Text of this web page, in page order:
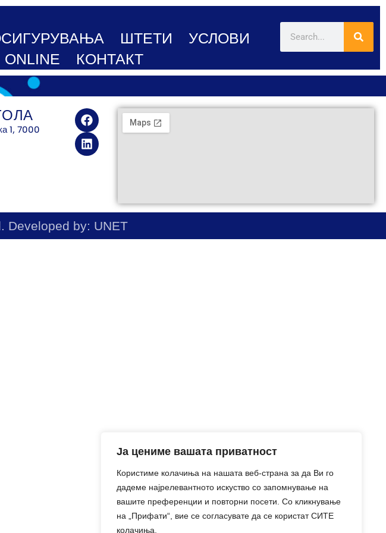
Ја цениме вашата приватност
Користиме колачиња на нашата веб-страна за да Ви го
дадеме најрелевантното искуство со запомнување на
вашите преференции и повторни посети. Со кликнување
на „Прифати“, вие се согласувате да се користат СИТЕ
колачиња.
ШТЕТИ
УСЛОВИ
ONLINE КОНТАКТ
1, 7000
Developed by: UNET